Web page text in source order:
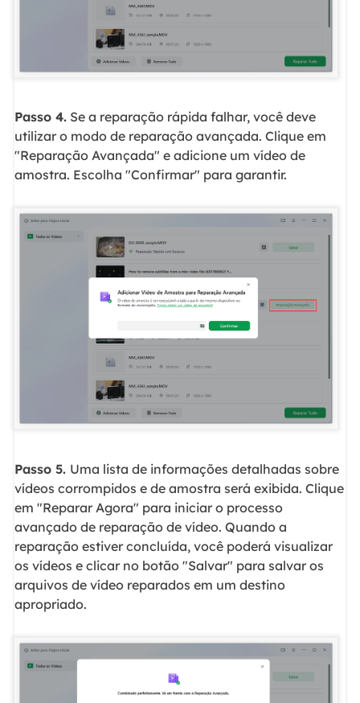
Passo 4.Se a reparação rápida falhar, você deve
utilizar o modo de reparação avançada. Clique em
"Reparação Avançada" e adicione um vídeo de
amostra. Escolha "Confirmar" para garantir.
Passo 5. Uma lista de informações detalhadas sobre
vídeos corrompidos e de amostra será exibida. Clique
em "Reparar Agora" para iniciar o processo
avançado de reparação de vídeo. Quando a
reparação estiver concluída, você poderá visualizar
os vídeos e clicar no botão "Salvar" para salvar os
arquivos de vídeo reparados em um destino
apropriado.